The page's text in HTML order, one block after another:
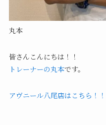
丸本
皆さんこんにちは！！
トレーナーの丸本です。
アヴニール八尾店はこちら！！